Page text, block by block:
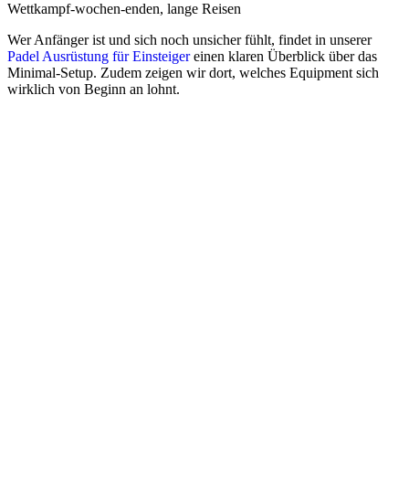
Wettkampf-wochen-enden, lange Reisen
Wer Anfänger ist und sich noch unsicher fühlt, findet in unserer
Padel Ausrüstung für Einsteigereinen klaren Überblick über das
Minimal-Setup. Zudem zeigen wir dort, welches Equipment sich
wirklich von Beginn an lohnt.